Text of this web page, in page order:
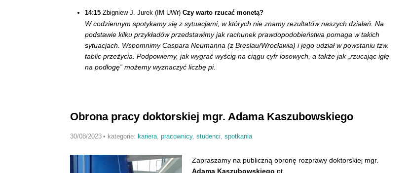
14:15 Zbigniew J. Jurek (IM UWr) Czy warto rzucać monetą?
W codziennym spotykamy się z sytuacjami, w których nie znamy rezultatów naszych działań. Na
podstawie kilku przykładów przedstawimy jak rachunek prawdopodobieństwa pomaga w takich
sytuacjach. Wspomnimy Caspara Neumanna (z Breslau/Wrocławia) i jego udział w powstaniu tzw.
tablic przeżycia. Podpowiemy, jak wygrać wyścig na ciągu cyfr losowych, a także jak „rzucając igłę
na podłogę” możemy wyznaczyć liczbę pi.
Obrona pracy doktorskiej mgr. Adama Kaszubowskiego
30/08/2023 • kategorie: kariera, pracownicy, studenci spotkania
Zapraszamy na publiczną obronę rozprawy doktorskiej mgr.
Adama Kaszubowskiego pt.